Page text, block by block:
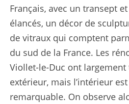
Français, avec un transept
élancés, un décor de
de vitraux qui comptent
du sud de la France. Les
Viollet-le-Duc ont
extérieur, mais l’intérieur
remarquable. On observe